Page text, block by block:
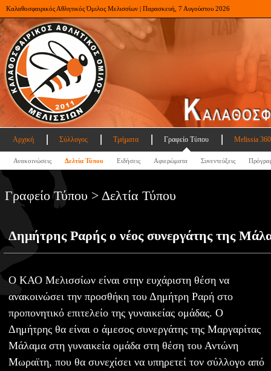
Καλαθοσφαιρικός Αθλητικός Όμιλος Μελισσίων | Παρασκευή, 7 Αυγούστου 2026
Αρχική Σύλλογος Τμήματα Γραφείο Τύπου Melissia
Ανακοινώσεις Δελτία Τύπου Ειδήσεις Αφιερώματα Συνεντεύξεις
Γραφείο Τύπου > Δελτία Τύπου
Δημήτρης Ραρής ο νέος συνεργάτης της
Ο ΚΑΟ Μελισσίων είναι στην ευχάριστη θέση να
ανακοινώσει την προσθήκη του Δημήτρη Ραρή στο
προπονητικό επιτελείο της γυναικείας ομάδας. Ο
Δημήτρης θα είναι ο άμεσος συνεργάτης της Μαργαρίτας
Μάλαμα στη γυναικεία ομάδα στη θέση του Αντώνη
Μωραϊτη, που θα συνεχίσει να υπηρετεί τον σύλλογο από